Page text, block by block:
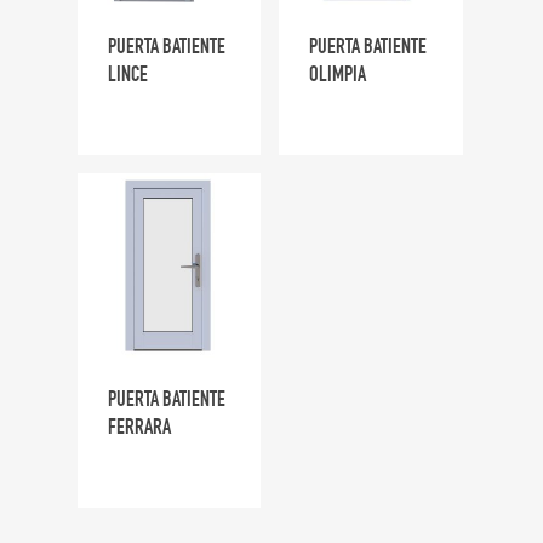
PUERTA BATIENTE
LINCE
PUERTA BATIENTE
OLIMPIA
PUERTA BATIENTE
FERRARA